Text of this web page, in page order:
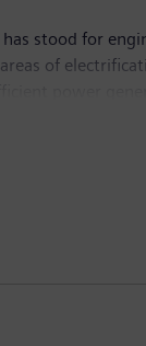
stood for
of
its publicly